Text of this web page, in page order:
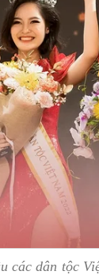
các dân tộc